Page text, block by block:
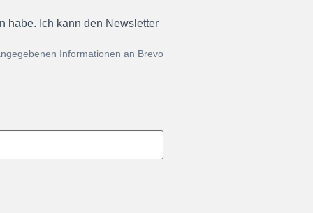
habe. Ich kann den Newsletter
Informationen an Brevo